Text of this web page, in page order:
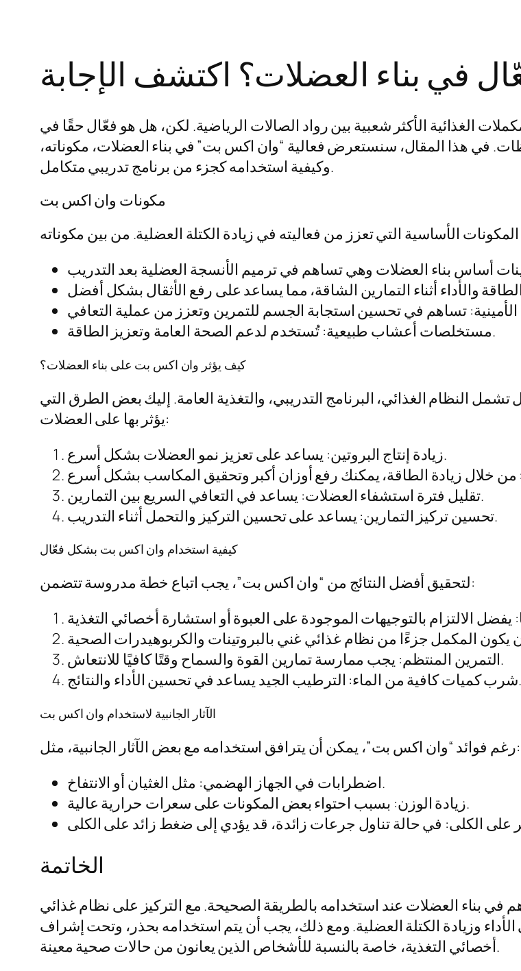
الغذائية الأكثر شعبية بين رواد الصالات الرياضية. لكن، هل هو فعّال حقًا في
في هذا المقال، سنستعرض فعالية “وان اكس بت” في بناء العضلات، مكوناته،
وكيفية استخدامه كجزء من برنامج تدريبي متكامل.
مكونات وان اكس بت
مستخلصات أعشاب طبيعية: تُستخدم لدعم الصحة العامة وتعزيز الطاقة.
كيف يؤثر وان اكس بت على بناء العضلات؟
النظام الغذائي، البرنامج التدريبي، والتغذية العامة. إليك بعض الطرق التي
يؤثر بها على العضلات:
زيادة إنتاج البروتين: يساعد على تعزيز نمو العضلات بشكل أسرع.
تقليل فترة استشفاء العضلات: يساعد في التعافي السريع بين التمارين.
تحسين تركيز التمارين: يساعد على تحسين التركيز والتحمل أثناء التدريب.
كيفية استخدام وان اكس بت بشكل فعّال
لتحقيق أفضل النتائج من “وان اكس بت”، يجب اتباع خطة مدروسة تتضمن:
التمرين المنتظم: يجب ممارسة تمارين القوة والسماح وقتًا كافيًا للانتعاش.
شرب كميات كافية من الماء: الترطيب الجيد يساعد في تحسين الأداء والنتائج.
الآثار الجانبية لاستخدام وان اكس بت
رغم فوائد “وان اكس بت”، يمكن أن يترافق استخدامه مع بعض الآثار الجانبية، مثل:
اضطرابات في الجهاز الهضمي: مثل الغثيان أو الانتفاخ.
زيادة الوزن: بسبب احتواء بعض المكونات على سعرات حرارية عالية.
الخاتمة
في بناء العضلات عند استخدامه بالطريقة الصحيحة. مع التركيز على نظام غذائي
وزيادة الكتلة العضلية. ومع ذلك، يجب أن يتم استخدامه بحذر، وتحت إشراف
أخصائي التغذية، خاصة بالنسبة للأشخاص الذين يعانون من حالات صحية معينة.